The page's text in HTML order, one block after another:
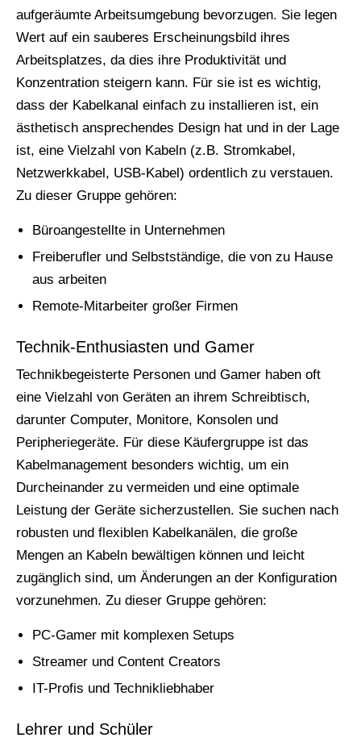
aufgeräumte Arbeitsumgebung bevorzugen. Sie legen
Wert auf ein sauberes Erscheinungsbild ihres
Arbeitsplatzes, da dies ihre Produktivität und
Konzentration steigern kann. Für sie ist es wichtig,
dass der Kabelkanal einfach zu installieren ist, ein
ästhetisch ansprechendes Design hat und in der Lage
ist, eine Vielzahl von Kabeln (z.B. Stromkabel,
Netzwerkkabel, USB-Kabel) ordentlich zu verstauen.
Zu dieser Gruppe gehören:
Büroangestellte in Unternehmen
Freiberufler und Selbstständige, die von zu Hause
aus arbeiten
Remote-Mitarbeiter großer Firmen
Technik-Enthusiasten und Gamer
Technikbegeisterte Personen und Gamer haben oft
eine Vielzahl von Geräten an ihrem Schreibtisch,
darunter Computer, Monitore, Konsolen und
Peripheriegeräte. Für diese Käufergruppe ist das
Kabelmanagement besonders wichtig, um ein
Durcheinander zu vermeiden und eine optimale
Leistung der Geräte sicherzustellen. Sie suchen nach
robusten und flexiblen Kabelkanälen, die große
Mengen an Kabeln bewältigen können und leicht
zugänglich sind, um Änderungen an der Konfiguration
vorzunehmen. Zu dieser Gruppe gehören:
PC-Gamer mit komplexen Setups
Streamer und Content Creators
IT-Profis und Technikliebhaber
Lehrer und Schüler